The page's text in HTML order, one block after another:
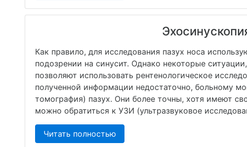
Как правило, для исследования пазух носа
подозрении на синусит. Однако некоторые
позволяют использовать рентенологическое
полученной информации недостаточно, больному
томография) пазух. Они более точны, хотя имеют
можно обратиться к УЗИ (ультразвуковое
Читать полностью